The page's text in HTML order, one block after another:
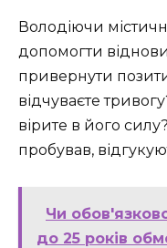
Володіючи
допомогти
привернути
відчуваєте
вірите в його
пробував,
Чи
до 25 років